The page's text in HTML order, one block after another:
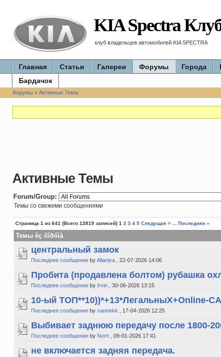
KIA Spectra
клуб владельцев автомобилей KIA SPECTRA
Главная Статьи Галереи Форумы Города
Бардачок
Форумы» Активные Темы
Активные Темы
Forum/Group:
Темы со свежими сообщениями
Страница 1 из 641 (Всего 12819 записей) 1 2 3 4 5 Следущая >... Последняя »
Темы èç ôîðóìà
центральный замок
Последнее сообщениеbyAllaniya, 22-07-2026 14:06
Пробита (продавлена болтом) рубашка
Последнее сообщениеby Irvin, 30-06-2026 13:15
10-ый ТОП**10))*+13*ЛегальныХ+Online-
Последнее сообщениеby sannekk , 17-04-2026 12:25
Выбивает заднюю передачу после 1800-
Последнее сообщениеby Norh, 09-01-2026 17:41
не включается задняя передача.